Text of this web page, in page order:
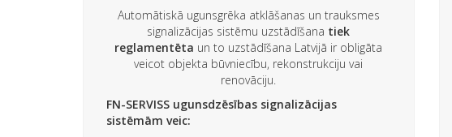
Automātiskā ugunsgrēka atklāšanas un trauksmes
signalizācijas sistēmu uzstādīšana tiek
reglamentēta un to uzstādīšana Latvijā ir obligāta
veicot objekta būvniecību, rekonstrukciju vai
renovāciju.
FN-SERVISS ugunsdzēsības signalizācijas
sistēmām veic: